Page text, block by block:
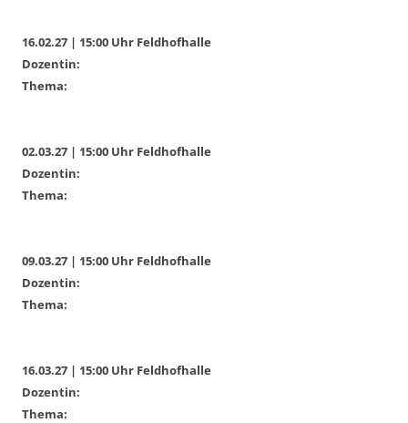
16.02.27 | 15:00 Uhr Feldhofhalle
Dozentin:
Thema:
02.03.27 | 15:00 Uhr Feldhofhalle
Dozentin:
Thema:
09.03.27 | 15:00 Uhr Feldhofhalle
Dozentin:
Thema:
16.03.27 | 15:00 Uhr Feldhofhalle
Dozentin:
Thema: